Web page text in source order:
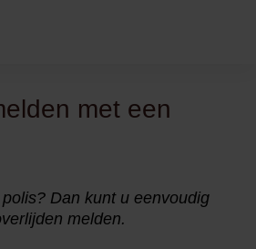
met een
Dan kunt u eenvoudig
melden.